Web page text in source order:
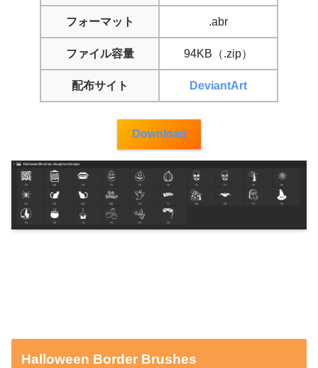
フォーマット .abr
ファイル容量 94KB（.zip）
配布サイト DeviantArt
Download
Halloween Border Brushes